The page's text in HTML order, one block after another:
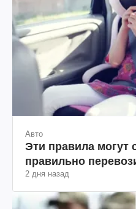
Авто
Эти правила могут
правильно